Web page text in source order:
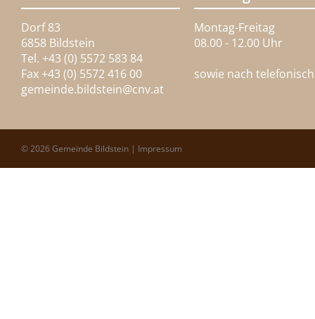
Dorf 83
6858 Bildstein
Tel. +43 (0) 5572 583 84
Fax +43 (0) 5572 416 00
gemeinde.bildstein@cnv.at
Montag-Freitag
08.00 - 12.00 Uhr
sowie nach
© 2026 Gemeinde Bildstein | Impressum